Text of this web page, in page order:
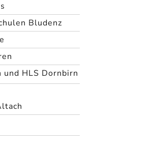
Bludenz
und HLS Dornbirn